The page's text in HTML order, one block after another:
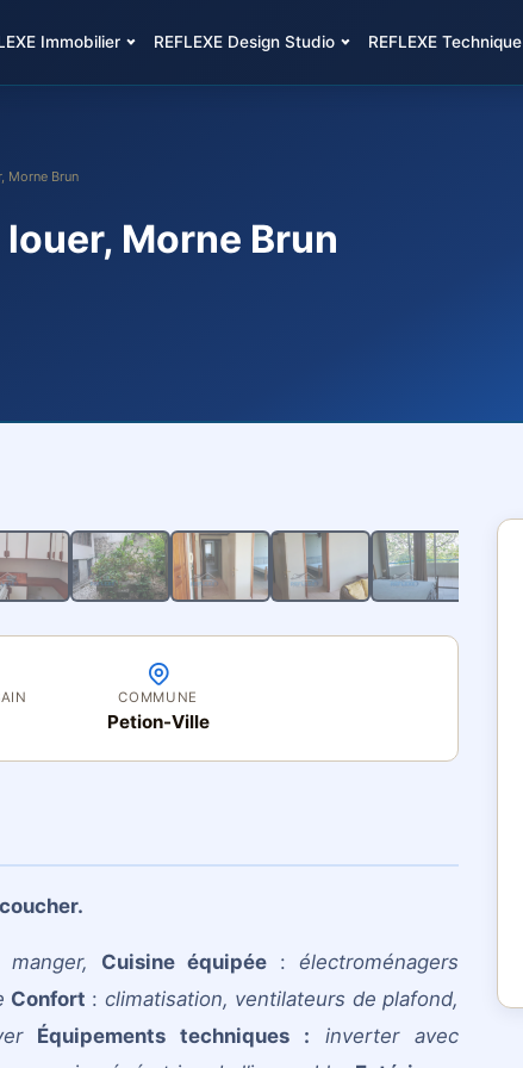
Immobilier REFLEXE Design Studio REFLEXE Technique
Morne Brun
Morne Brun
COMMUNE
Petion-Ville
Cuisine équipée :électroménagers
Confort : climatisation, ventilateurs de plafond,
Équipements techniques :
inverter avec